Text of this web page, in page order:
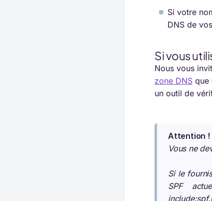
Si votre
DNS de
Si vous
Nous vous
zone DNS que
un outil de
Attention !
Vous ne
Si le
SPF